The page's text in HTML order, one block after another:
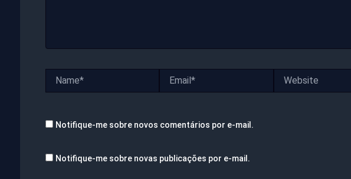
Notifique-me sobre novos comentários por e-mail.
Notifique-me sobre novas publicações por e-mail.